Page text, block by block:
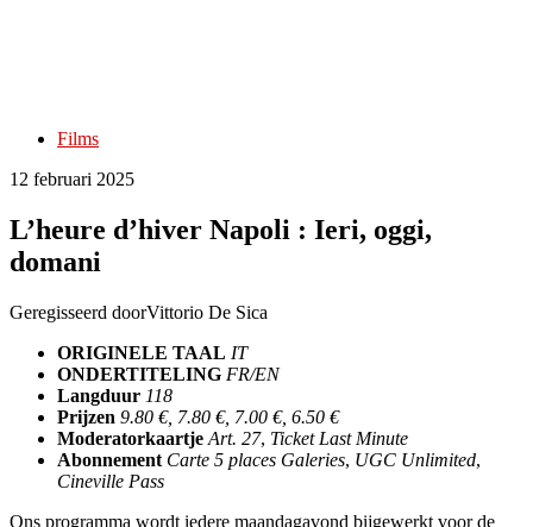
Films
12 februari 2025
L’heure d’hiver Napoli : Ieri, oggi,
domani
Geregisseerd doorVittorio De Sica
ORIGINELE TAAL IT
ONDERTITELING FR/EN
Langduur 118
Prijzen 9.80 €, 7.80 €, 7.00 €, 6.50 €
Moderatorkaartje Art. 27, Ticket Last Minute
Abonnement Carte 5 places Galeries, UGC Unlimited,
Cineville Pass
Ons programma wordt iedere maandagavond bijgewerkt voor de